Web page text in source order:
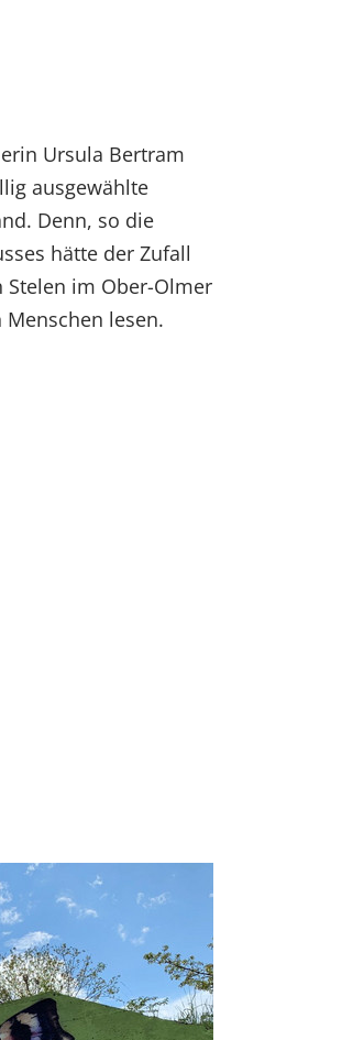
Ursula Bertram
ausgewählte
Denn, so die
hätte der Zufall
Stelen im Ober-Olmer
lesen.